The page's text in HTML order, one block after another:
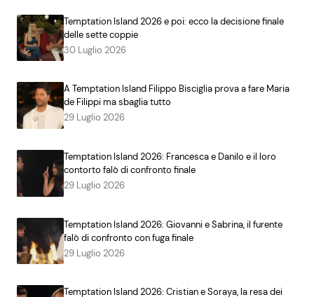
Temptation Island 2026 e poi: ecco la decisione finale
delle sette coppie
30 Luglio 2026
A Temptation Island Filippo Bisciglia prova a fare Maria
de Filippi ma sbaglia tutto
29 Luglio 2026
Temptation Island 2026: Francesca e Danilo e il loro
contorto falò di confronto finale
29 Luglio 2026
Temptation Island 2026: Giovanni e Sabrina, il furente
falò di confronto con fuga finale
29 Luglio 2026
Temptation Island 2026: Cristian e Soraya, la resa dei